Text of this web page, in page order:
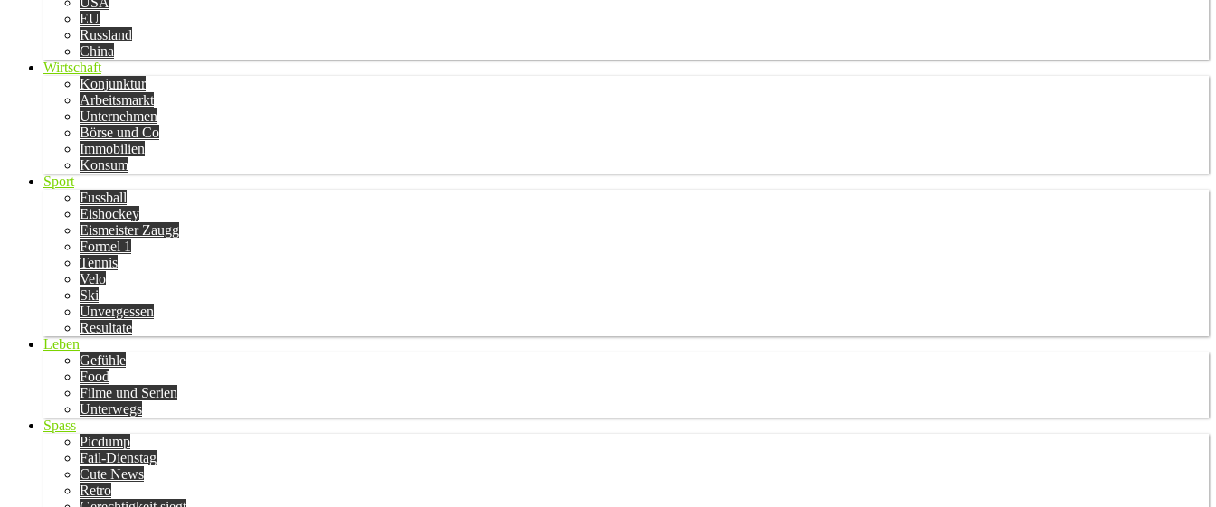
EU
Russland
China
Wirtschaft
Konjunktur
Arbeitsmarkt
Unternehmen
Börse und Co
Immobilien
Konsum
Sport
Fussball
Eishockey
Eismeister Zaugg
Formel 1
Tennis
Velo
Ski
Unvergessen
Resultate
Leben
Gefühle
Food
Filme und Serien
Unterwegs
Spass
Picdump
Fail-Dienstag
Cute News
Retro